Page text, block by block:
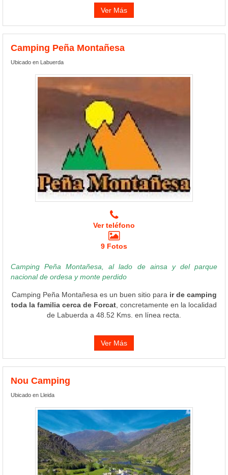
Ver Más
Camping Peña Montañesa
Ubicado en Labuerda
Ver teléfono
9 Fotos
Camping Peña Montañesa, al lado de ainsa y del parque
nacional de ordesa y monte perdido
Camping Peña Montañesa es un buen sitio para ir de camping
toda la familia cerca de Forcat , concretamente en la localidad
de Labuerda a 48.52 Kms. en línea recta.
Ver Más
Nou Camping
Ubicado en Lleida